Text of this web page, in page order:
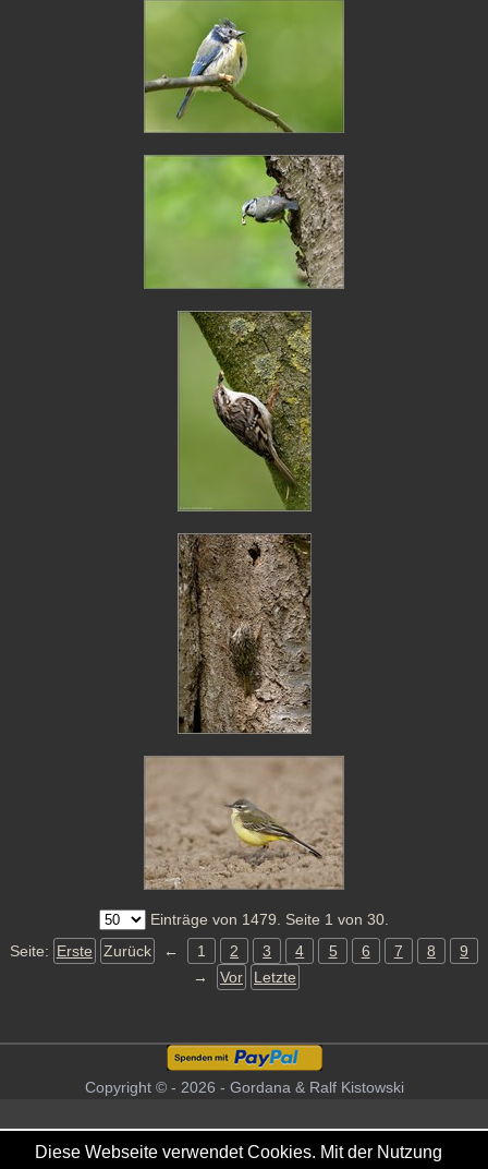
Einträge von 1479. Seite 1 von 30.
Seite: Erste Zurück ← 1 2 3 4 5 6 7 8
9
→
Vor Letzte
Copyright © - 2026 - Gordana & Ralf Kistowski
Diese Webseite verwendet Cookies. Mit der Nutzung